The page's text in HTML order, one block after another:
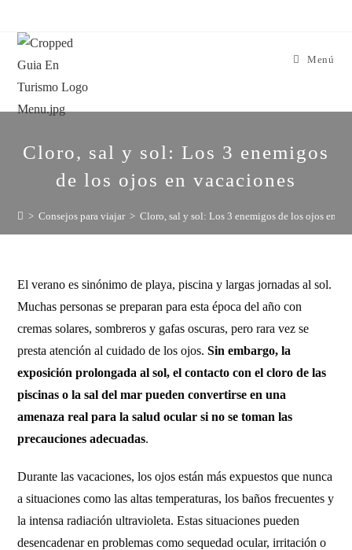
Menú
Cloro, sal y sol: Los 3 enemigos
de los ojos en vacaciones
> Consejos para viajar > Cloro, sal y sol: Los 3 enemigos de los ojos en
El verano es sinónimo de playa, piscina y largas jornadas al sol.
Muchas personas se preparan para esta época del año con
cremas solares, sombreros y gafas oscuras, pero rara vez se
presta atención al cuidado de los ojos.Sin embargo, la
exposición prolongada al sol, el contacto con el cloro de las
piscinas o la sal del mar pueden convertirse en una
amenaza real para la salud ocular si no se toman las
precauciones adecuadas.
Durante las vacaciones, los ojos están más expuestos que nunca
a situaciones como las altas temperaturas, los baños frecuentes y
la intensa radiación ultravioleta. Estas situaciones pueden
desencadenar en problemas como sequedad ocular, irritación o